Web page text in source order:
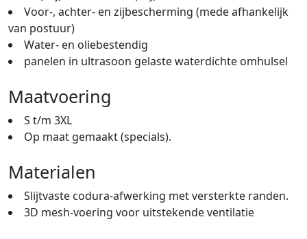
Voor-, achter- en zijbescherming (mede afhankelijk
van postuur)
Water- en oliebestendig
panelen in ultrasoon gelaste waterdichte omhulsel
Maatvoering
S t/m 3XL
Op maat gemaakt (specials).
Materialen
Slijtvaste codura-afwerking met versterkte randen.
3D mesh-voering voor uitstekende ventilatie